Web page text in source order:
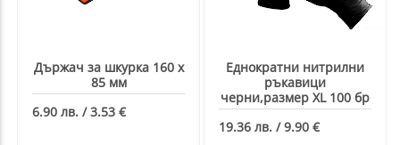
Държач за шкурка 160 х
85 мм
6.90 лв. / 3.53 €
Еднократни нитрилни
ръкавици
черни,размер XL 100 бр
19.36 лв. / 9.90 €